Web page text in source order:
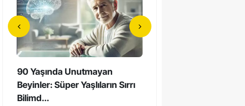
90 Yaşında Unutmayan
Beyinler: Süper Yaşlıların Sırrı
Bilimd...